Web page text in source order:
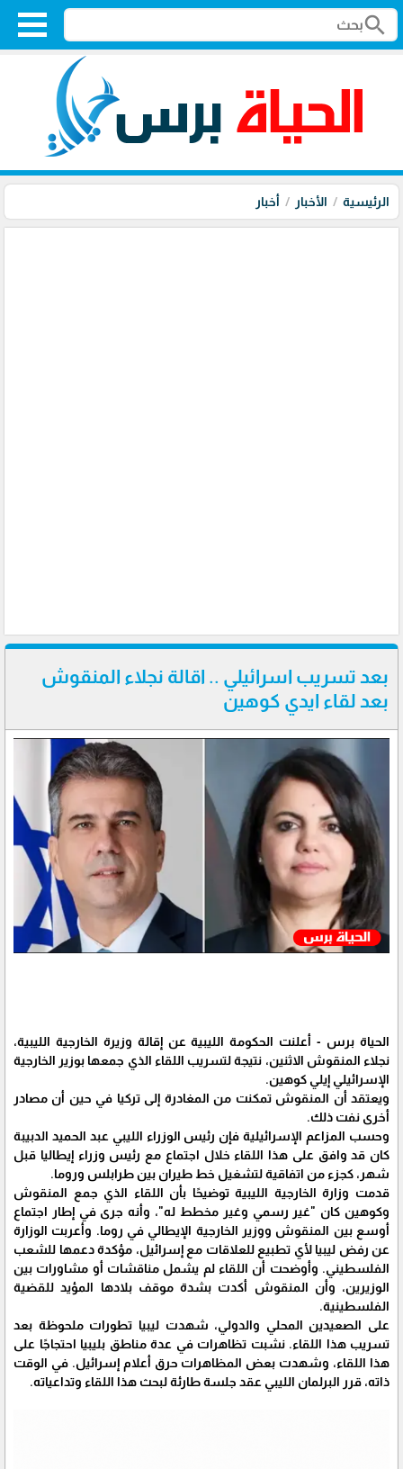
search
الرئيسية الأخبار أخبار
بعد تسريب اسرائيلي .. اقالة نجلاء المنقوش
بعد لقاء ايدي كوهين
الحياة برس - أعلنت الحكومة الليبية عن إقالة وزيرة الخارجية الليبية،
نجلاء المنقوش الاثنين، نتيجة لتسريب اللقاء الذي جمعها بوزير الخارجية
الإسرائيلي إيلي كوهين.
ويعتقد أن المنقوش تمكنت من المغادرة إلى تركيا في حين أن مصادر
أخرى نفت ذلك.
وحسب المزاعم الإسرائيلية فإن رئيس الوزراء الليبي عبد الحميد الدبيبة
كان قد وافق على هذا اللقاء خلال اجتماع مع رئيس وزراء إيطاليا قبل
شهر، كجزء من اتفاقية لتشغيل خط طيران بين طرابلس وروما.
قدمت وزارة الخارجية الليبية توضيحًا بأن اللقاء الذي جمع المنقوش
وكوهين كان "غير رسمي وغير مخطط له"، وأنه جرى في إطار اجتماع
أوسع بين المنقوش ووزير الخارجية الإيطالي في روما. وأعربت الوزارة
عن رفض ليبيا لأي تطبيع للعلاقات مع إسرائيل، مؤكدة دعمها للشعب
الفلسطيني. وأوضحت أن اللقاء لم يشمل مناقشات أو مشاورات بين
الوزيرين، وأن المنقوش أكدت بشدة موقف بلادها المؤيد للقضية
الفلسطينية.
على الصعيدين المحلي والدولي، شهدت ليبيا تطورات ملحوظة بعد
تسريب هذا اللقاء. نشبت تظاهرات في عدة مناطق بليبيا احتجاجًا على
هذا اللقاء، وشهدت بعض المظاهرات حرق أعلام إسرائيل. في الوقت
ذاته، قرر البرلمان الليبي عقد جلسة طارئة لبحث هذا اللقاء وتداعياته.